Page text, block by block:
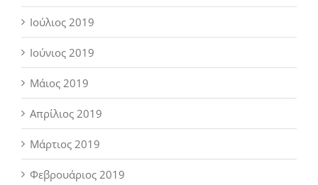
Ιούλιος 2019
Ιούνιος 2019
Μάιος 2019
Απρίλιος 2019
Μάρτιος 2019
Φεβρουάριος 2019